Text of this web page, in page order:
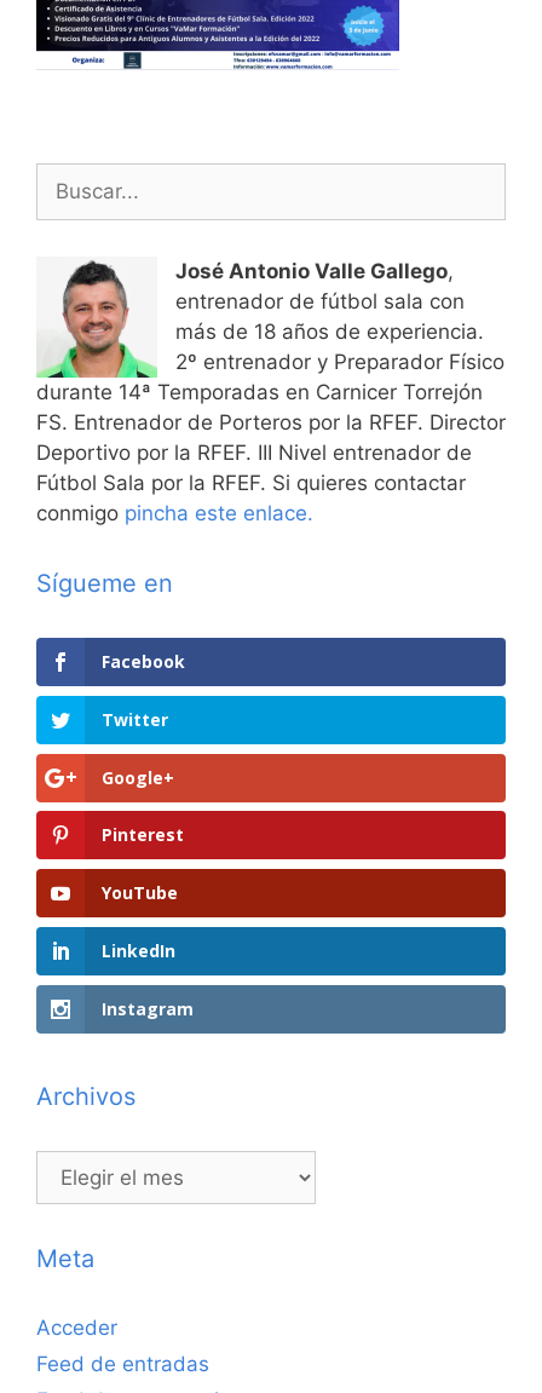
Buscar:
José Antonio Valle Gallego,
entrenador de fútbol sala con
más de 18 años de experiencia.
2º entrenador y Preparador Físico
durante 14ª Temporadas en Carnicer Torrejón
FS. Entrenador de Porteros por la RFEF. Director
Deportivo por la RFEF. III Nivel entrenador de
Fútbol Sala por la RFEF. Si quieres contactar
conmigo pincha este enlace.
Sígueme en
Facebook
Twitter
Google+
Pinterest
YouTube
LinkedIn
Instagram
Archivos
Archivos
Meta
Acceder
Feed de entradas